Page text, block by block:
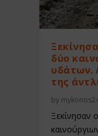
δύο
υδάτων.
της
by
Ξεκίνησαν